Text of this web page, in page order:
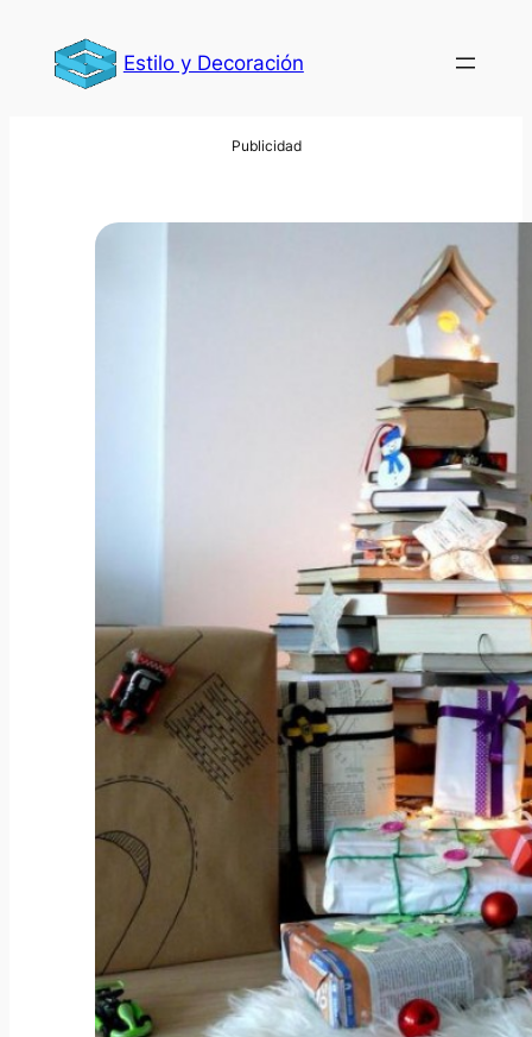
contenido
Estilo y Decoración